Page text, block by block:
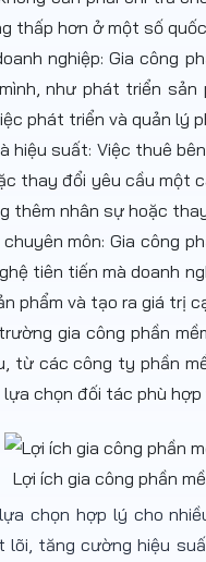
thấp hơn ở một số
nghiệp: Gia công
như phát triển sản
phát triển và quản lý
hiệu suất: Việc thuê
thay đổi yêu cầu một
thêm nhân sự hoặc
môn: Gia công
tiên tiến mà doanh
phẩm và tạo ra giá trị
gia công phần
từ các công ty phần
chọn đối tác phù
Lợi ích gia công phần
chọn hợp lý cho
tăng cường hiệu